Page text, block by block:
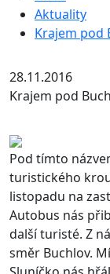
Aktuality
Krajem pod
28.11.2016
Krajem pod
Pod tímto
turistického
listopadu na
Autobus nás
další turisté. Z
směr Buchlov.